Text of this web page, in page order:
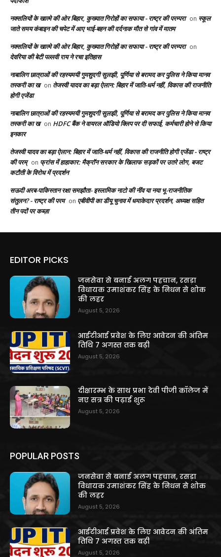
नक्सलियों के खात्मे की ओर बिहार, कुख्यात गिरोहों का सफाया - राष्ट्र की परम्परा on स्कूल
जाते समय कंबाइन की चपेट में आए भाई-बहन की दर्दनाक मौत से गांव में मातम
नक्सलियों के खात्मे की ओर बिहार, कुख्यात गिरोहों का सफाया - राष्ट्र की परम्परा on
देवरिया की बेटी पल्लवी राय ने रचा इतिहास
नाबालिग छात्राओं की रहस्यमयी गुमशुदगी सुलझी, पूर्णिया से बरामद कर पुलिस ने किया मानव
तस्करी का ख on तेजस्वी यादव का बड़ा ऐलान: बिहार में जाति-धर्म नहीं, विकास की राजनीति
होगी एजेंडा
नाबालिग छात्राओं की रहस्यमयी गुमशुदगी सुलझी, पूर्णिया से बरामद कर पुलिस ने किया मानव
तस्करी का ख on HDFC बैंक ने वायरल ऑडियो क्लिप पर दी सफाई, कर्मचारी होने से किया
इनकार
तेजस्वी यादव का बड़ा ऐलान: बिहार में जाति-धर्म नहीं, विकास की राजनीति होगी एजेंडा - राष्ट्र
की परम् on फ्रांस में हाहाकार: मैक्रॉन सरकार के खिलाफ सड़कों पर उतरे लोग, बजट
कटौती के विरोध में प्रदर्शन
सऊदी अरब-पाकिस्तान रक्षा समझौता- इस्लामिक नाटो की नींव या नया भू-राजनीतिक
संतुलन? - राष्ट्र की परम on एबीवीपी का डीयू चुनाव में धमाकेदार प्रदर्शन, अध्यक्ष सहित
तीन पदों पर कब्ज़ा
EDITOR PICKS
जनसेवा से बनाई अलग पहचान, रसड़ा
विधायक उमाशंकर सिंह के निधन से शोक
की लहर
August 5, 2026
आईटीआई प्रवेश के लिए आवेदन की अंतिम
तिथि 7 अगस्त तक बढ़ी
August 5, 2026
दीक्षारम्भ के साथ प्रभा देवी पीजी कॉलेज में
नए सत्र की पढ़ाई शुरू
August 5, 2026
POPULAR POSTS
जनसेवा से बनाई अलग पहचान, रसड़ा
विधायक उमाशंकर सिंह के निधन से शोक
की लहर
August 5, 2026
आईटीआई प्रवेश के लिए आवेदन की अंतिम
तिथि 7 अगस्त तक बढ़ी
August 5, 2026